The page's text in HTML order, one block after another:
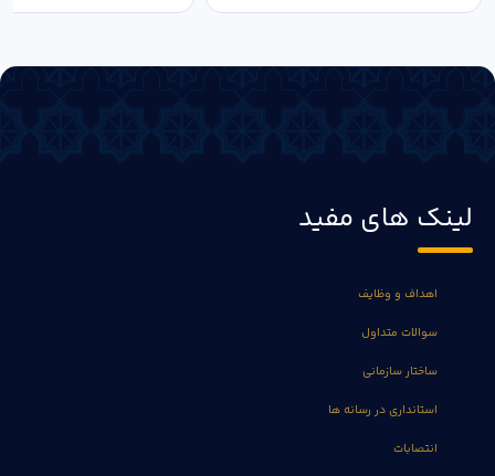
لینک های مفید
اهداف و وظایف
سوالات متداول
ساختار سازمانی
استانداری در رسانه ها
انتصابات